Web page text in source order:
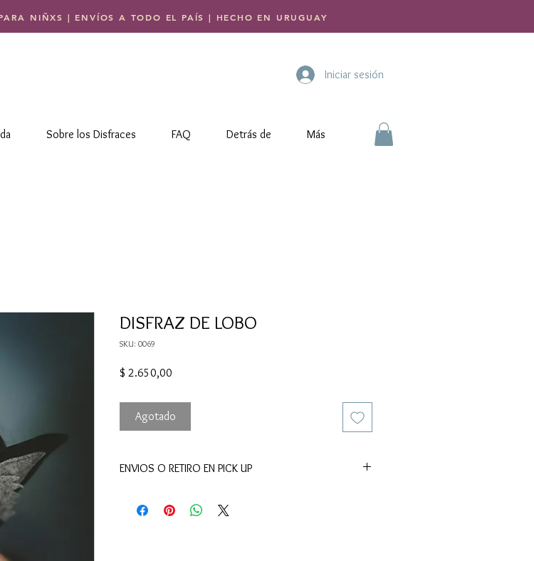
NIÑXS | ENVÍOS A TODO EL PAÍS | HECHO EN URUGUAY
Iniciar sesión
Sobre los Disfraces FAQ Detrás de Más
DISFRAZ DE LOBO
SKU: 0069
$ 2.650,00
Agotado
ENVIOS O RETIRO EN PICK UP
Obligado y El Viejo Pancho, con previo aviso.